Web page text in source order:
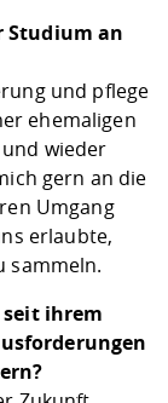
Studium an
und pflege
ehemaligen
wieder
gern an die
Umgang
erlaubte,
sammeln.
seit ihrem